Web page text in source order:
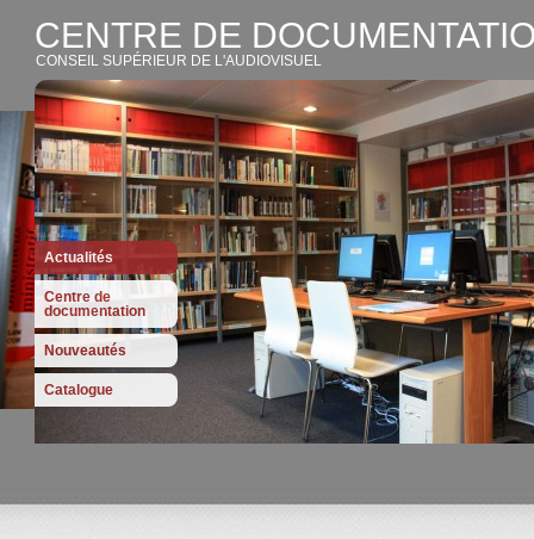
CENTRE DE
CONSEIL SUPÉRIEUR DE L'AUDIOVISUEL
Actualités
Centre de
documentation
Nouveautés
Catalogue